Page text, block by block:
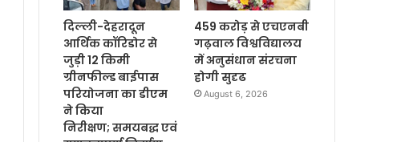
दिल्ली-देहरादून
आर्थिक कॉरिडोर से
जुड़ी 12 किमी
ग्रीनफील्ड बाईपास
परियोजना का डीएम
ने किया
निरीक्षण; समयबद्ध एवं
459 करोड़ से एचएनबी
गढ़वाल विश्वविद्यालय
में अनुसंधान संरचना
होगी सुदृढ
August 6, 2026